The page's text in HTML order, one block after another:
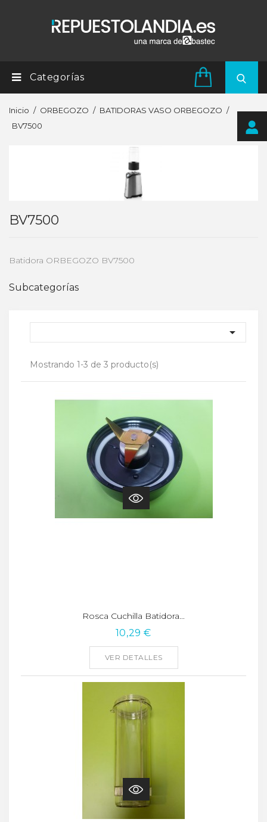
Categorías
Inicio ORBEGOZO
BATIDORAS VASO ORBEGOZO
BV7500
BV7500
Batidora ORBEGOZO BV7500
Subcategorías

Mostrando 1-3 de 3 producto(s)
Rosca Cuchilla Batidora...
10,29 €
VER DETALLES